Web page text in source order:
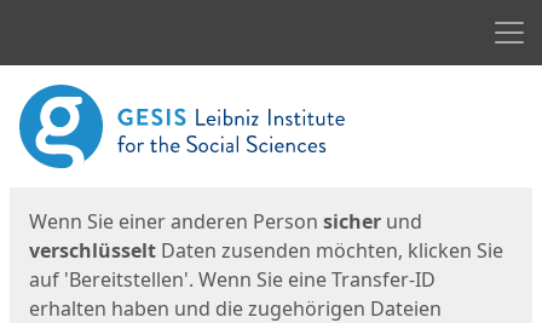
Start
Wenn Sie einer anderen Person sicher und
verschlüsselt Daten zusenden möchten, klicken Sie
auf 'Bereitstellen'. Wenn Sie eine Transfer-ID
erhalten haben und die zugehörigen Dateien